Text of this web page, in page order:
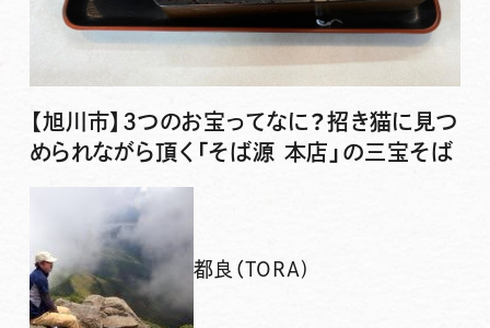
【旭川市】3つのお宝ってなに？招き猫に見つ
められながら頂く「そば源 本店」の三宝そば
都良（TORA)